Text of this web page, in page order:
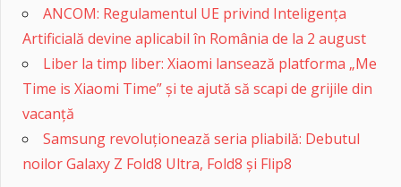
ANCOM: Regulamentul UE privind Inteligența
Artificială devine aplicabil în România de la 2 august
Liber la timp liber: Xiaomi lansează platforma „Me
Time is Xiaomi Time” și te ajută să scapi de grijile din
vacanță
Samsung revoluționează seria pliabilă: Debutul
noilor Galaxy Z Fold8 Ultra, Fold8 și Flip8